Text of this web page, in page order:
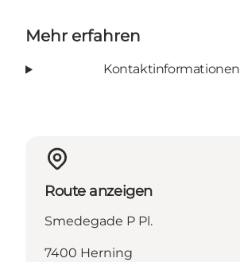
Mehr erfahren
Kontaktinformationen
Route anzeigen
Smedegade P Pl.
7400 Herning